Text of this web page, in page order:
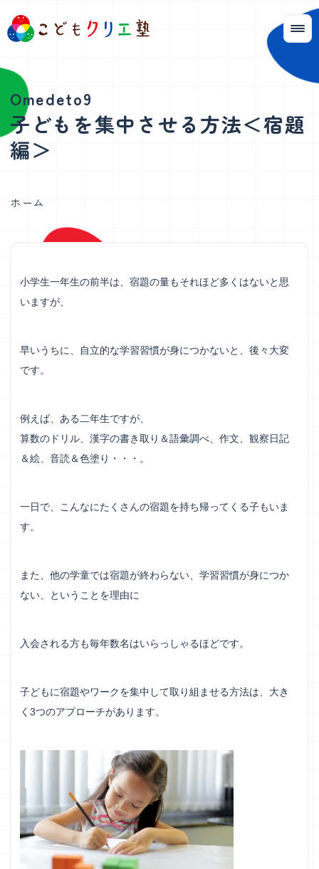
子どもを集中させる方法＜宿題
編＞
ホーム
小学生一年生の前半は、宿題の量もそれほど多くはないと思
いますが、
早いうちに、自立的な学習習慣が身につかないと、後々大変
です。
例えば、ある二年生ですが、
算数のドリル、漢字の書き取り＆語彙調べ、作文、観察日記
＆絵、音読＆色塗り・・・。
一日で、こんなにたくさんの宿題を持ち帰ってくる子もいま
す。
また、他の学童では宿題が終わらない、学習習慣が身につか
ない、ということを理由に
入会される方も毎年数名はいらっしゃるほどです。
子どもに宿題やワークを集中して取り組ませる方法は、大き
く3つのアプローチがあります。